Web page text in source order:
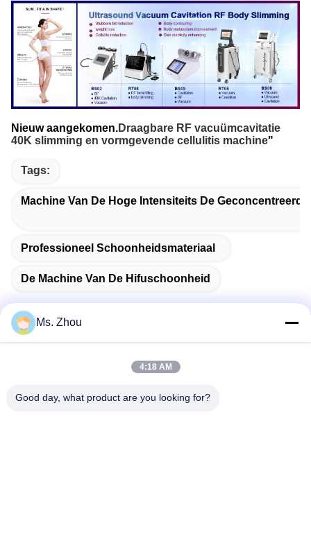
Nieuw aangekomen.Draagbare RF vacuümcavitatie
40K slimming en vormgevende cellulitis machine"
Tags:
Machine Van De Hoge Intensiteits De
Professioneel Schoonheidsmateriaal
De Machine Van De Hifuschoonheid
Adres
Ms. Zhou
4:18 AM
Good day, what product are you looking for?